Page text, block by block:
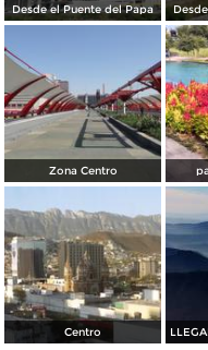
Desde el Puente del Papa
Zona Centro
Centro